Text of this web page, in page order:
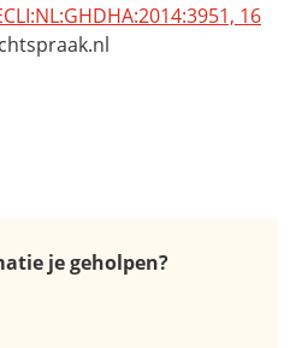
16
je geholpen?